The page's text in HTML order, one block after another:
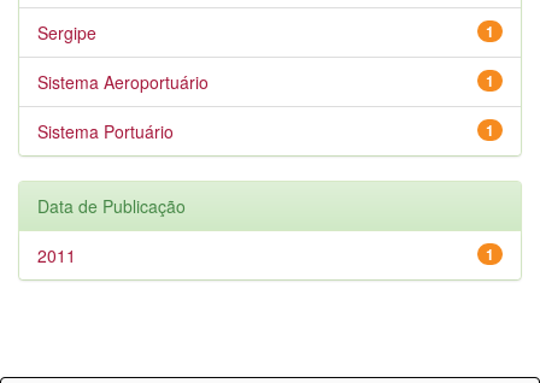
1
Sergipe
1
Sistema Aeroportuário
1
Sistema Portuário
Data de Publicação
1
2011